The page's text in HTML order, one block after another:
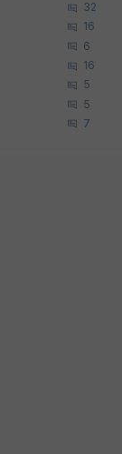
32
16
6
16
5
5
7